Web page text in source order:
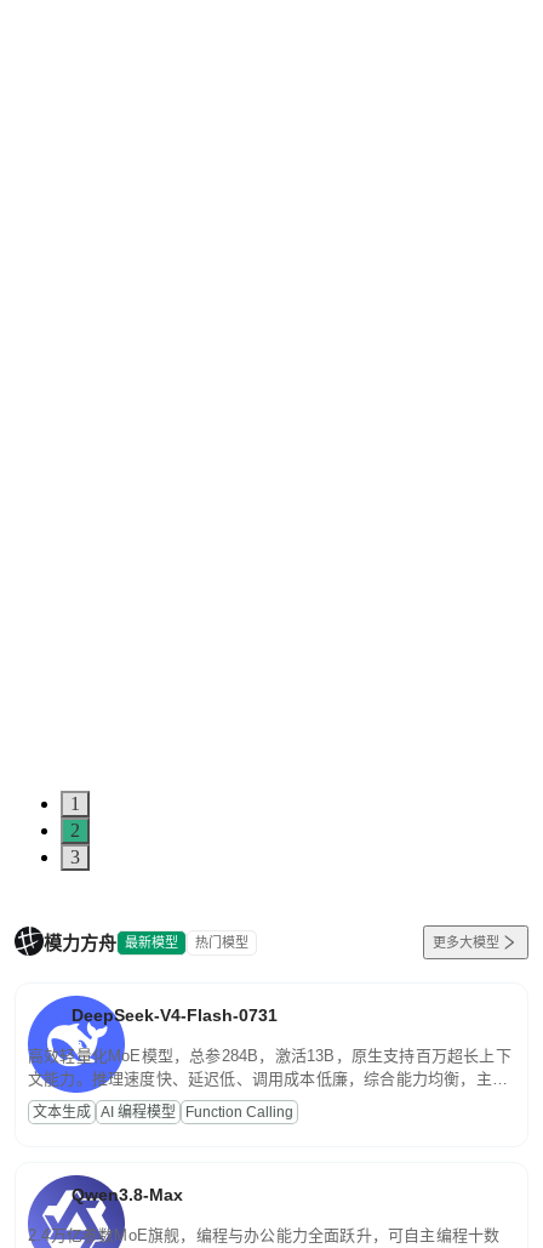
1
2
3
模力方舟 最新模型 热门模型 更多大模型
DeepSeek-V4-Flash-0731
高效轻量化MoE模型，总参284B，激活13B，原生支持百万超长上下
文能力。推理速度快、延迟低、调用成本低廉，综合能力均衡，主打
高并发、轻量化任务，适合日常对话、内容创作、基础 RAG、批量
文案处理等普惠刚需场景。
文本生成 AI 编程模型 Function Calling
Qwen3.8-Max
2.4万亿参数MoE旗舰，编程与办公能力全面跃升，可自主编程十数